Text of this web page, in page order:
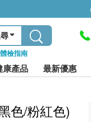
檢指南
康產品 最新優惠
色/粉紅色)